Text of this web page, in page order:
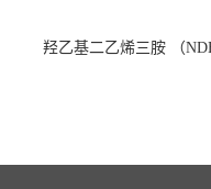
羟乙基二乙烯三胺 （